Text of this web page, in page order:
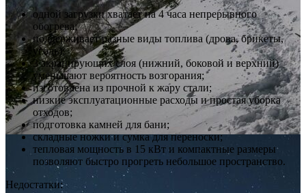
одной загрузки хватает на 4 часа непрерывного
обогрева;
поддерживает разные виды топлива (дрова, брикеты,
уголь);
3 экранирующих слоя (нижний, боковой и верхний)
уменьшают вероятность возгорания;
изготовлена из прочной к жару стали;
низкие эксплуатационные расходы и простая уборка
отходов;
подготовка камней для бани;
складные ножки и сумка для переноски;
тепловая мощность в 15 кВт и компактные размеры
позволяют быстро прогреть небольшое пространство.
Недостатки: